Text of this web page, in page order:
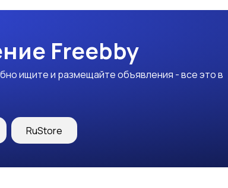
Freebby
ищите и размещайте объявления - все это в
RuStore